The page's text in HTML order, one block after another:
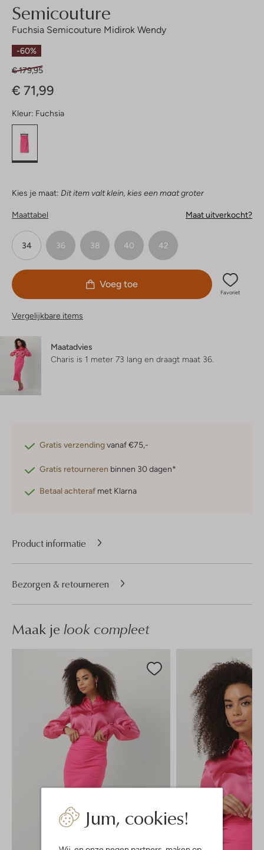
Jum, cookies!
Semicouture
Fuchsia Semicouture Midirok Wendy
-60%
€ 179,95
€ 71,99
Kleur: Fuchsia
Kies je maat: Dit item valt klein, kies een maat groter
Maattabel Maat uitverkocht?
34 36 38 40 42
Voeg toe
Favoriet
Vergelijkbare items
Maatadvies
Charis is 1 meter 73 lang en draagt maat 36.
Gratis verzendingvanaf €75,-
Gratis retourneren binnen 30 dagen*
Betaal achteraf met Klarna
Product informatie
Bezorgen & retourneren
Maak je look compleet